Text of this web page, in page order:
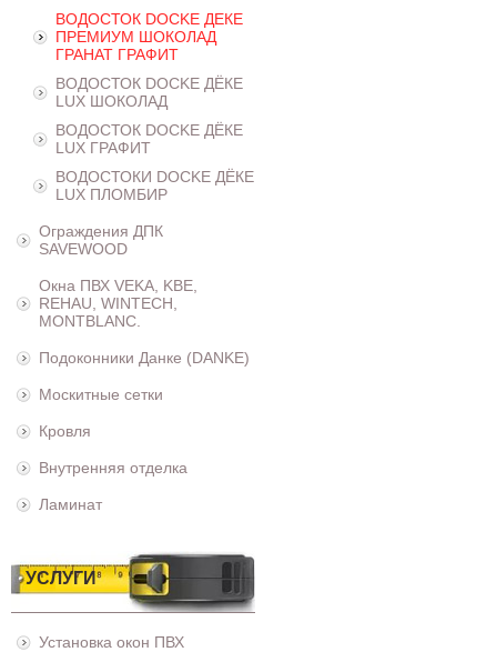
ВОДОСТОК DOCKE ДЕКЕ
ПРЕМИУМ ШОКОЛАД
ГРАНАТ ГРАФИТ
ВОДОСТОК DOCKE ДЁКЕ
LUX ШОКОЛАД
ВОДОСТОК DOCKE ДЁКЕ
LUX ГРАФИТ
ВОДОСТОКИ DOCKE ДЁКЕ
LUX ПЛОМБИР
Ограждения ДПК
SAVEWOOD
Окна ПВХ VEKA, KBE,
REHAU, WINTECH,
MONTBLANC.
Подоконники Данке (DANKE)
Москитные сетки
Кровля
Внутренняя отделка
Ламинат
УСЛУГИ
Установка окон ПВХ